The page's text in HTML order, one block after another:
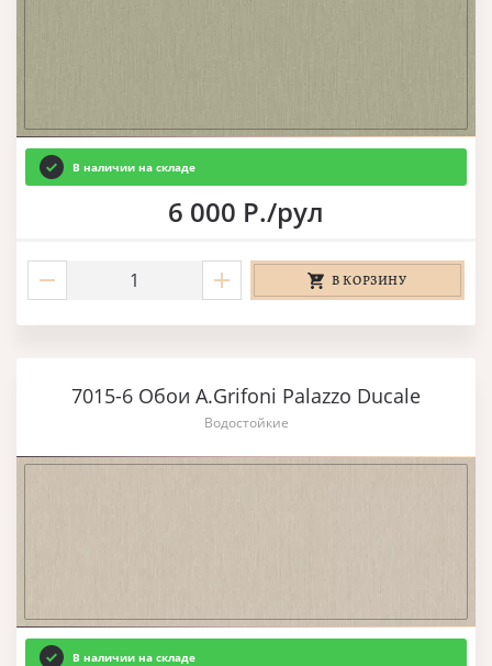
В наличии на складе
6 000 Р./рул
В КОРЗИНУ
7015-6 Обои A.Grifoni Palazzo Ducale
Водостойкие
В наличии на складе